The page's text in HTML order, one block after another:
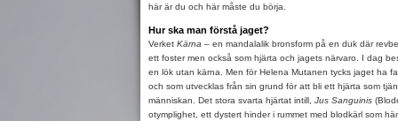
här är du och här måste du börja.
Hur ska man förstå jaget?
Verket Kärna – en mandalalik bronsform på en duk där
ett foster men också som hjärta och jagets närvaro. I dag
en lök utan kärna. Men för Helena Mutanen tycks jaget ha
och som utvecklas från sin grund för att bli ett hjärta som
människan. Det stora svarta hjärtat intill, Jus Sanguinis
otymplighet, ett dystert hinder i rummet med blodkärl som